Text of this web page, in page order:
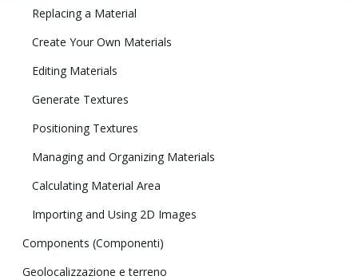
Replacing a Material
Create Your Own Materials
Editing Materials
Generate Textures
Positioning Textures
Managing and Organizing Materials
Calculating Material Area
Importing and Using 2D Images
Components (Componenti)
Geolocalizzazione e terreno